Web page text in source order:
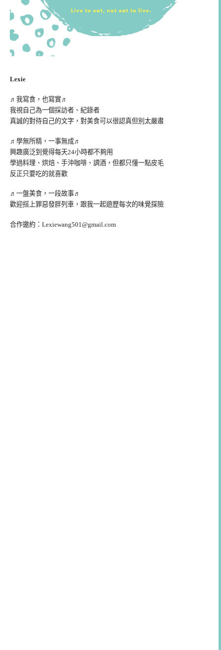
Lexie
♬我寫食，也寫實♬
我視自己為一個採訪者、紀錄者
真誠的對待自己的文字，對美食可以很認真但別太嚴肅
♬學無所精，一事無成♬
興趣廣泛到覺得每天24小時都不夠用
學過料理、烘焙、手沖咖啡、調酒，但都只懂一點皮毛
反正只要吃的就喜歡
♬一盤美食，一段故事♬
歡迎搭上罪惡發胖列車，跟我一起遊歷每次的味覺探險
合作邀約： Lexiewang501@gmail.com